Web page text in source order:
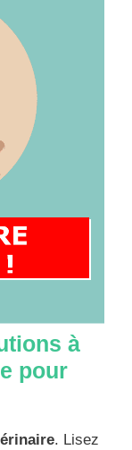
à
pour
. Lisez